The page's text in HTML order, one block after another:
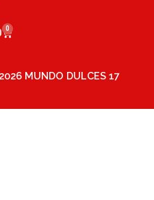
0
Cart
MUNDO DULCES 17